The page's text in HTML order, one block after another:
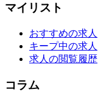
マイリスト
おすすめの求人
キープ中の求人
求人の閲覧履歴
コラム